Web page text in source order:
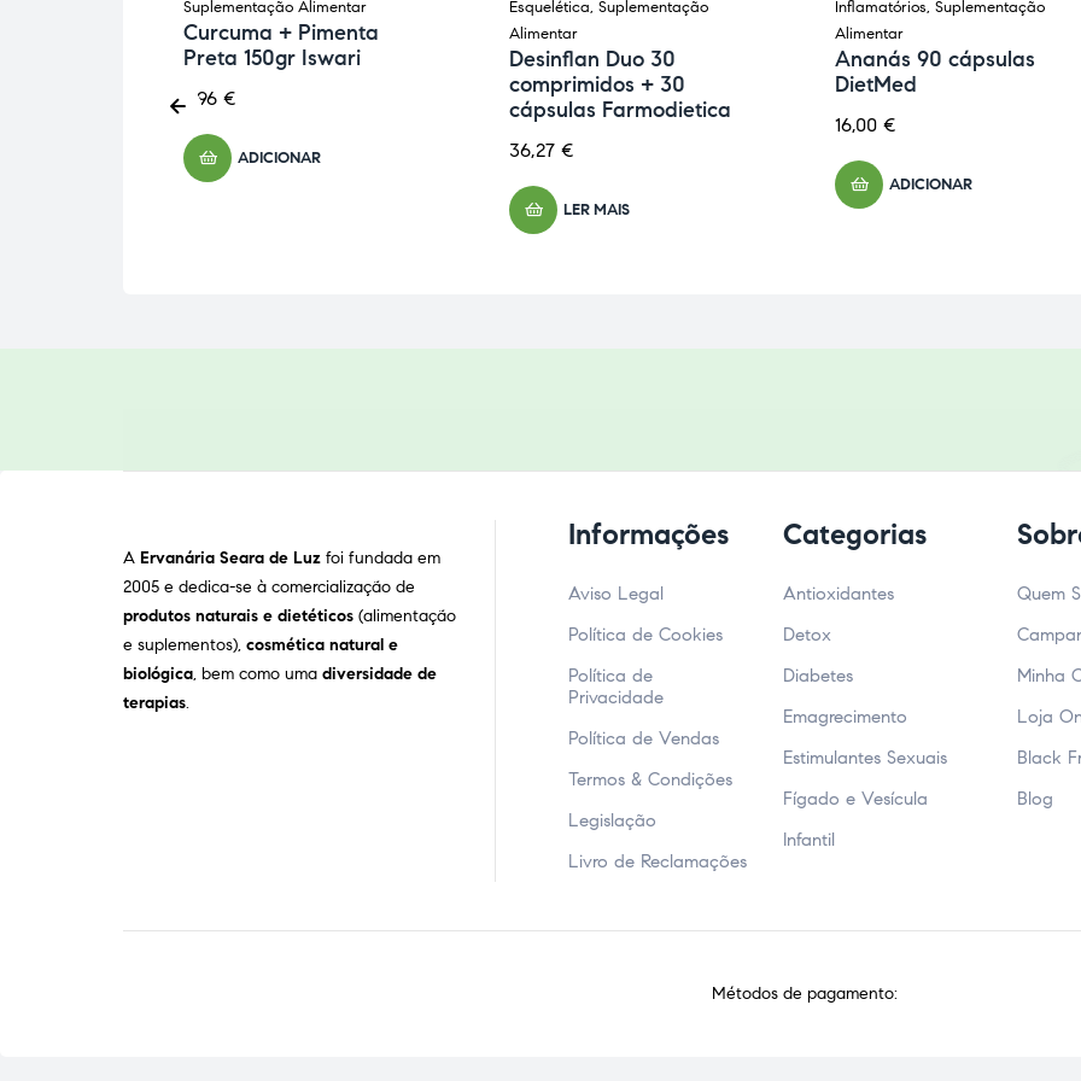
Suplementação Alimentar
Curcuma + Pimenta
Preta 150gr Iswari
6,96 €
ADICIONAR
Esquelética, Suplementação
Alimentar
Desinflan Duo 30
comprimidos + 30
cápsulas Farmodietica
36,27 €
LER MAIS
Inflamatórios, Suplementação
Alimentar
Ananás 90 cápsulas
DietMed
16,00 €
ADICIONAR
A Ervanária Seara de Luz foi fundada em
2005 e dedica-se à comercialização de
produtos naturais e dietéticos (alimentação
e suplementos), cosmética natural e
biológica, bem como uma diversidade de
terapias.
Informações
Aviso Legal
Política de Cookies
Política de
Privacidade
Política de Vendas
Termos & Condições
Legislação
Livro de Reclamações
Categorias
Antioxidantes
Detox
Diabetes
Emagrecimento
Estimulantes Sexuais
Fígado e Vesícula
Infantil
Quem
Minha
Loja
Black
Blog
Métodos de pagamento: